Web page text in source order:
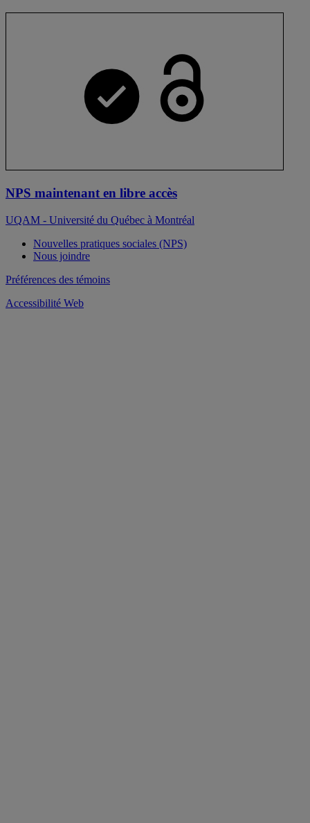
NPS maintenant en libre accès
UQAM - Université du Québec à Montréal
Nouvelles pratiques sociales (NPS)
Nous joindre
Préférences des témoins
Accessibilité Web